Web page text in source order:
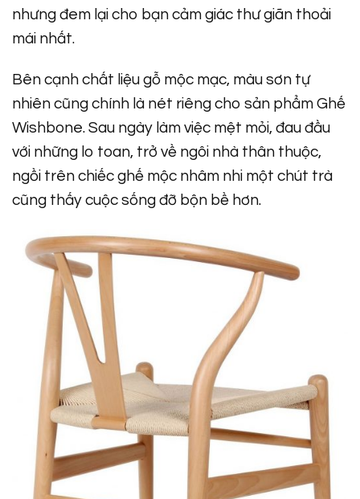
nhưng đem lại cho bạn cảm giác thư giãn thoải
mái nhất.
Bên cạnh chất liệu gỗ mộc mạc, màu sơn tự
nhiên cũng chính là nét riêng cho sản phẩm Ghế
Wishbone. Sau ngày làm việc mệt mỏi, đau đầu
với những lo toan, trở về ngôi nhà thân thuộc,
ngồi trên chiếc ghế mộc nhâm nhi một chút trà
cũng thấy cuộc sống đỡ bộn bề hơn.